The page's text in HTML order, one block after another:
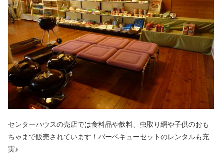
センターハウスの売店では食料品や飲料、虫取り網や子供のおも
ちゃまで販売されています！バーベキューセットのレンタルも充
実♪